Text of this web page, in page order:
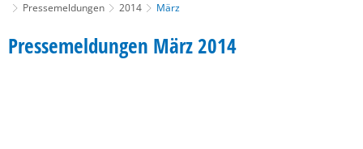
Pressemeldungen
2014 März
März
Pressemeldungen März 2014